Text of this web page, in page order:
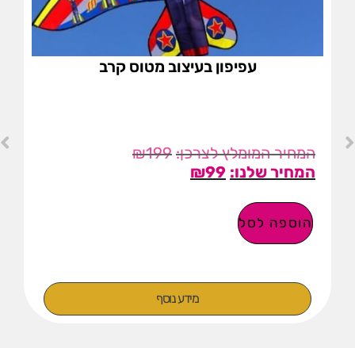
עפיפון בעיצוב מטוס קרב
₪199
₪99
הוספה לסל
מידע נוסף